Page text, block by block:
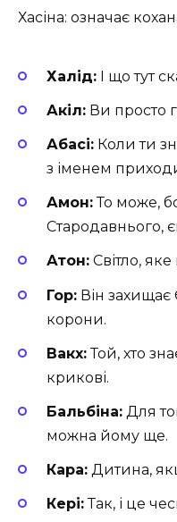
Хасіна: означає
Халід: І що тут
Акіл: Ви просто
Абасі: Коли ти
з іменем
Амон:То може,
Стародавнього,
Атон: Світло,
Гор: Він захищає
корони.
Вакх:Той, хто
крикові.
Бальбіна: Для
можна йому ще.
Кара: Дитина,
Кері:Так, і це